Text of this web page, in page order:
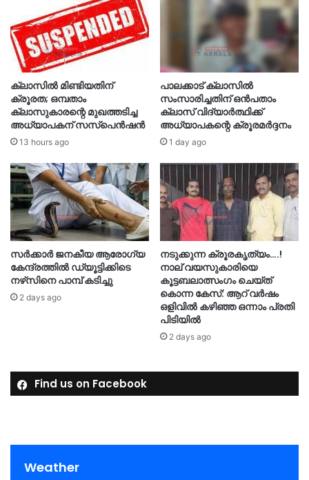
ക്ലാസിൽ മിണ്ടിയതിന്
ക്രൂരത; ഒമ്പതാം
ക്ലാസുകാരന്റെ മുഖത്തടിച്ച
അധ്യാപകന് സസ്പെൻഷൻ
13 hours ago
പാലക്കാട് ക്ലാസിൽ
സംസാരിച്ചതിന് ഒൻപതാം
ക്ലാസ് വിദ്യാർത്ഥിക്ക്
അധ്യാപകന്റെ ക്രൂരമർദ്ദനം
1 day ago
സർക്കാർ ജനകീയ ആരോഗ്യ
കേന്ദ്രത്തിൽ ഡ്യൂട്ടിക്കിടെ
നഴ്‌സിനെ പാമ്പ് കടിച്ചു
2 days ago
നടുക്കുന്ന ക്രൂരകൃത്യം….!
നാല് വയസുകാരിയെ
കൂട്ടബലാത്സംഗം ചെയ്ത്
കൊന്ന കേസ്: ആറ് വർഷം
ഒളിവിൽ കഴിഞ്ഞ ഒന്നാം പ്രതി
പിടിയിൽ
2 days ago
Find us on Facebook
Weather